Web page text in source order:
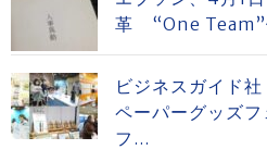
革 “One Team”
ビジネスガイド
ペーパーグッズ
フ...